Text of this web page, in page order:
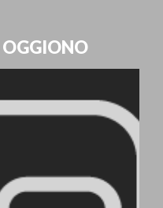
OGGIONO